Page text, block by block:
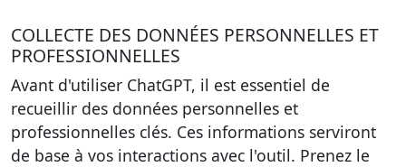
COLLECTE DES DONNÉES PERSONNELLES ET
PROFESSIONNELLES
Avant d'utiliser ChatGPT, il est essentiel de
recueillir des données personnelles et
professionnelles clés. Ces informations serviront
de base à vos interactions avec l'outil. Prenez le